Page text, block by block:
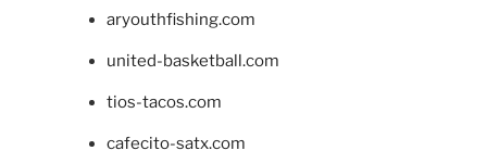
aryouthfishing.com
united-basketball.com
tios-tacos.com
cafecito-satx.com